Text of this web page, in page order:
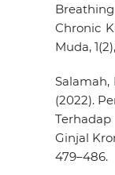
Chronic
Muda, 1(2),
Salamah,
(2022).
Ginjal
479–486.